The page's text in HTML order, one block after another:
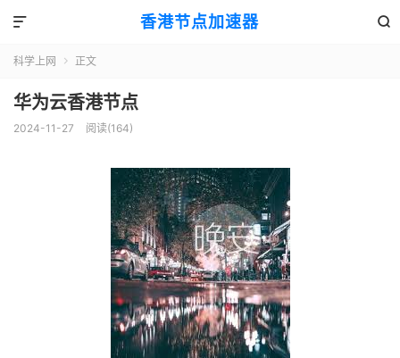
香港节点加速器 

科学上网  正文
华为云香港节点
2024-11-27 阅读(164)